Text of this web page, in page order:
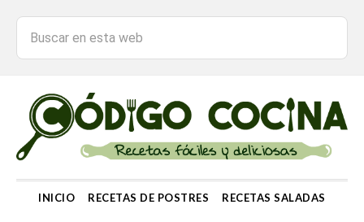
INICIO RECETAS DE POSTRES RECETAS SALADAS